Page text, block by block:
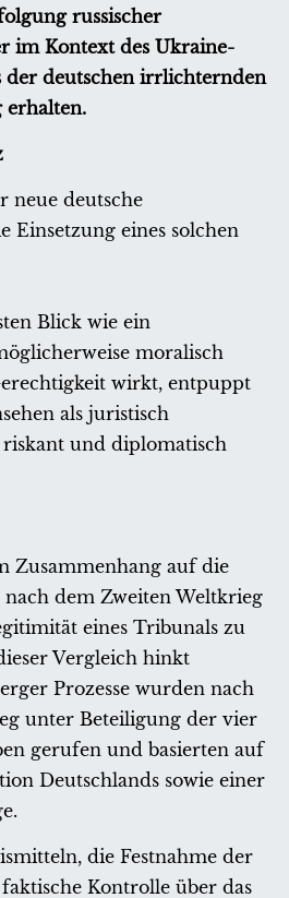
russischer
im Kontext des Ukraine-
der deutschen irrlichternden
erhalten.
neue deutsche
Einsetzung eines solchen
Blick wie ein
moralisch
wirkt, entpuppt
als juristisch
und diplomatisch
Zusammenhang auf die
nach dem Zweiten Weltkrieg
eines Tribunals zu
Vergleich hinkt
Prozesse wurden nach
unter Beteiligung der vier
gerufen und basierten auf
Deutschlands sowie einer
die Festnahme der
Kontrolle über das